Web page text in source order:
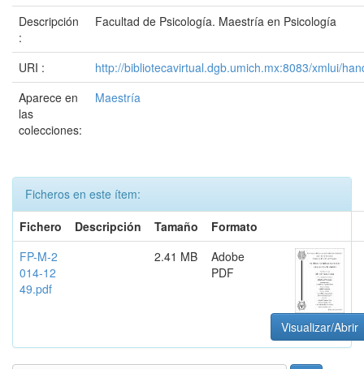
Descripción
:
Facultad de Psicología. Maestría en Psicología
URI :
http://bibliotecavirtual.dgb.umich.mx:8083/xmlui/
Aparece en
las
colecciones:
Maestría
Ficheros en este ítem:
Fichero
Descripción Tamaño
Formato
FP-M-2
014-12
49.pdf
2.41 MB
Adobe
PDF
Visualizar/Abrir